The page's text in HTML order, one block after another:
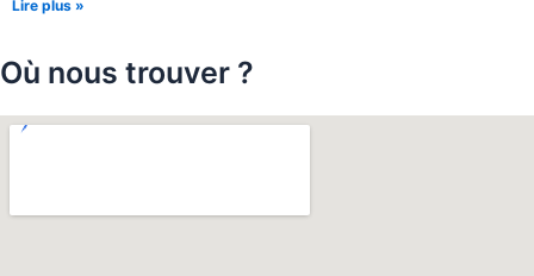
Lire plus »
Où nous trouver ?